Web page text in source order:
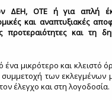
ΔΕΗ, ΟΤΕ ή για απλή
και αναπτυξιακές
και τη
μικρότερο και κλειστό
συμμετοχή των εκλεγμένων
έλεγχο και στη λογοδοσία.